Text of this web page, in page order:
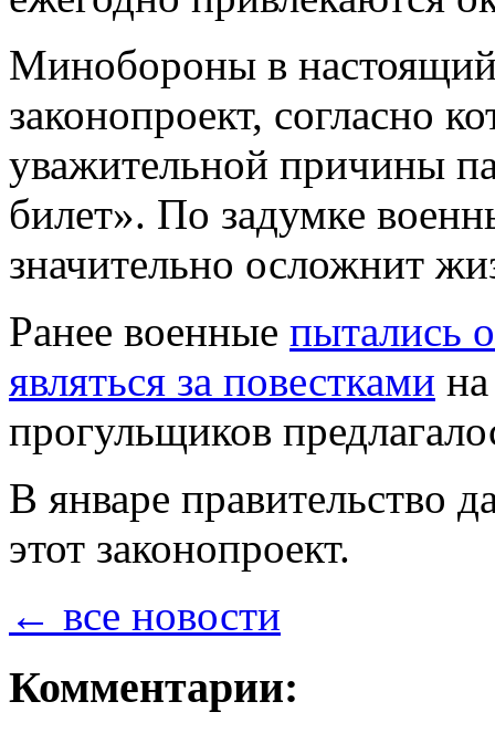
Минобороны в настоящий
законопроект, согласно
уважительной причины
билет». По задумке
значительно осложнит
Ранее военные пытались
являться за повестками
прогульщиков
В январе правительство
этот законопроект.
← все новости
Комментарии: